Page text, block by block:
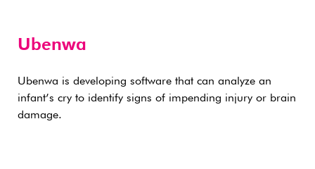
Ubenwa
Ubenwa is developing software that can analyze an
infant’s cry to identify signs of impending injury or brain
damage.